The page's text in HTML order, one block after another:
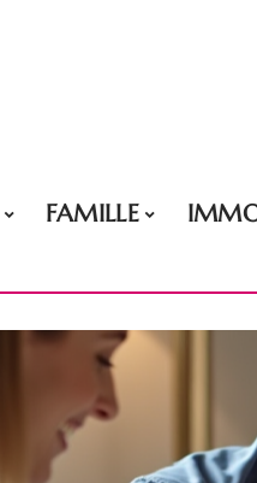
FAMILLE